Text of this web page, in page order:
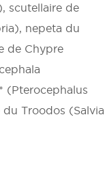
scutellaire de
nepeta du
de Chypre
(Pterocephalus
Troodos (Salvia